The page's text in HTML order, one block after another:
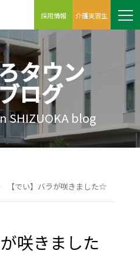
採用情報 介護実習生
タウン
ログ
SHIZUOKA blog
【でい】バラが咲きました☆
咲きました